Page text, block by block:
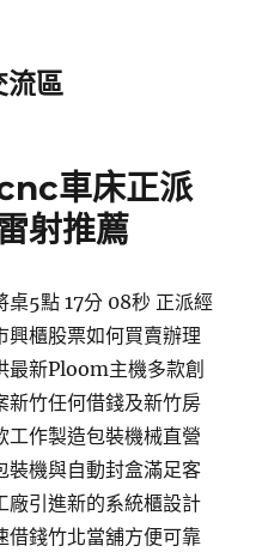
流區
車床正派
射推薦
桌5點 17分 08秒 正派經
興櫃股票如何買賣辦理
最新Ploom主機多款創
新竹任何借錢及新竹房
工作製造包裝機械直營
裝機與自動封盒滿足客
廠引進新的系統櫃設計
借錢竹北當舖方便可靠